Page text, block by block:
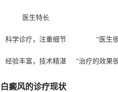
医生特长
科学诊疗，注重细节 “医生
经验丰富，技术精湛 “治疗的效果
白癜风的诊疗现状